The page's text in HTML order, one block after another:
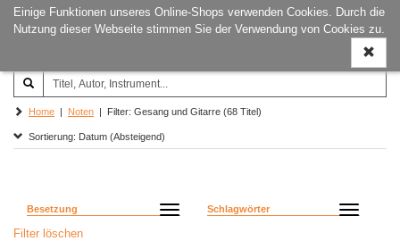
Einige Funktionen unseres Online-Shops verwenden Cookies. Durch die
Nutzung dieser Webseite stimmen Sie der Verwendung von Cookies zu.
ein-/
Joachim‐Trekel‐Musikverlag,
Hamburg
Home | Noten | Filter: Gesang und Gitarre (68 Titel)
Sortierung: Datum (Absteigend)
Besetzung Schlagwörter
Filter löschen